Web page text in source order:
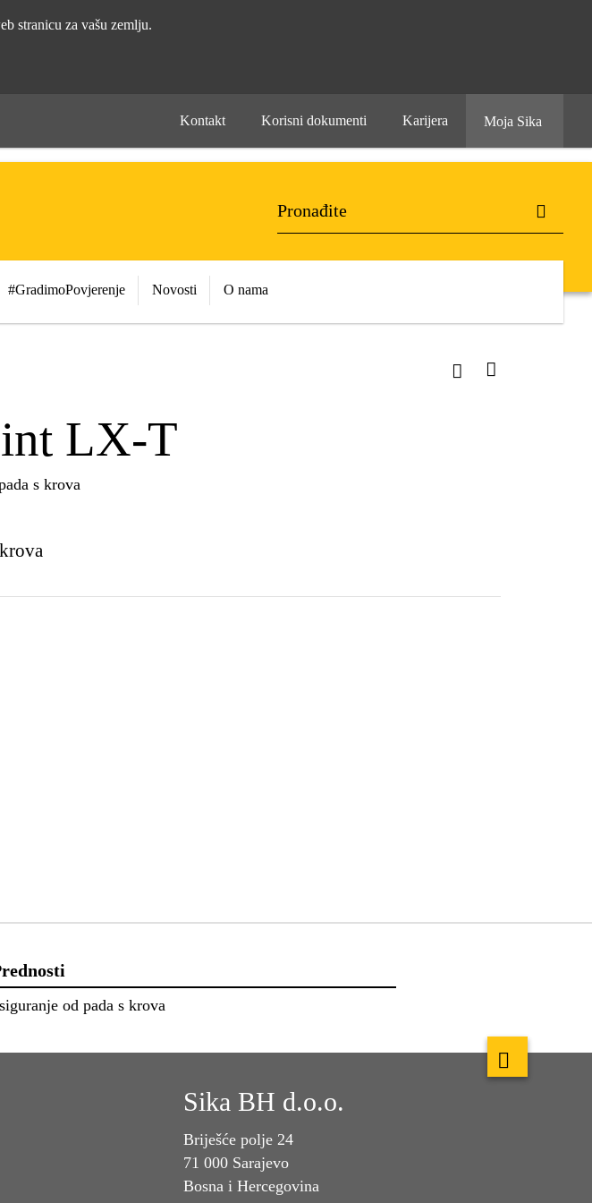
stranicu za vašu zemlju.
Kontakt Korisni dokumenti Karijera Moja Sika
#GradimoPovjerenje Novosti O nama
LX-T
s krova
od pada s krova
Sika BH d.o.o.
Briješće polje 24
71 000 Sarajevo
Bosna i Hercegovina